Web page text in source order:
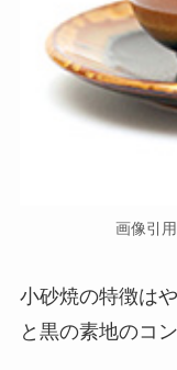
画像引用
小砂焼の特徴は
と黒の素地のコ